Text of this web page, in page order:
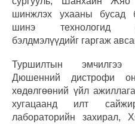
шинжлэх ухааны бусад
шинэ технологид
бэлдмэлүүдийг гаргаж
Туршилтын эмчилгээ
Дюшенний дистрофи
хөдөлгөөний үйл
хугацаанд илт
лабораторийн захирал,